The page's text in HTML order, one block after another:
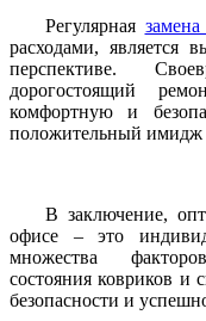
Регулярная
расходами, является
перспективе.
дорогостоящий
комфортную и
положительный имидж
В заключение,
офисе – это
множества
состояния ковриков и
безопасности и